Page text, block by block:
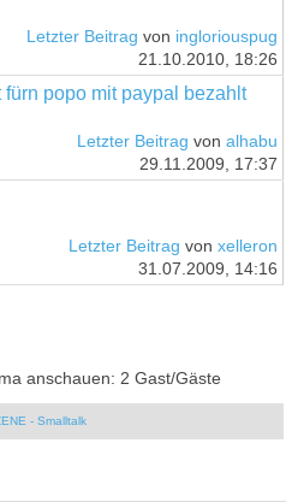
Letzter Beitrag von ingloriouspug
21.10.2010, 18:26
popo mit paypal bezahlt
Letzter Beitrag von alhabu
29.11.2009, 17:37
Letzter Beitrag von xelleron
31.07.2009, 14:16
anschauen: 2 Gast/Gäste
- Smalltalk